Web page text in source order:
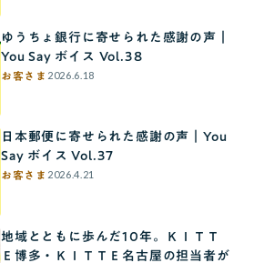
ゆうちょ銀行に寄せられた感謝の声｜
You Say ボイス Vol.38
お客さま 2026.6.18
日本郵便に寄せられた感謝の声｜You
Say ボイス Vol.37
お客さま 2026.4.21
地域とともに歩んだ10年。ＫＩＴＴ
Ｅ博多・ＫＩＴＴＥ名古屋の担当者が